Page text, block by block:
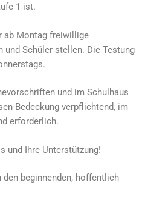
1 ist.
ab Montag freiwillige
und Schüler stellen. Die Testung
und im Schulhaus
Bedeckung verpflichtend, im
erforderlich.
und Ihre Unterstützung!
den beginnenden, hoffentlich